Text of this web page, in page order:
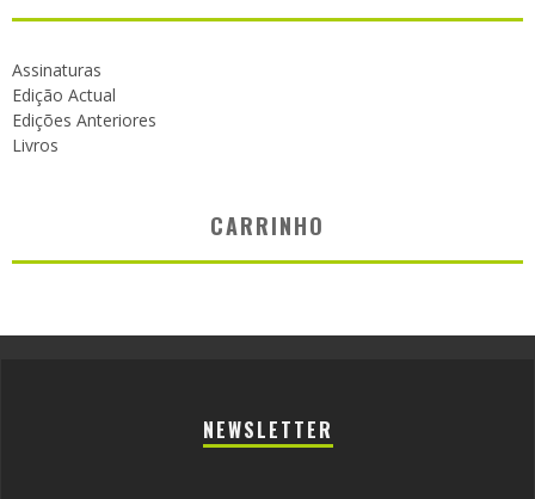
Assinaturas
Edição Actual
Edições Anteriores
Livros
CARRINHO
NEWSLETTER